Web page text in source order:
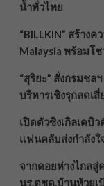
น้ำทั่วไทย
“BILLKIN” สร้าง
Malaysia พร้อมโ
“สุริยะ” สั่งกรมชล
บริหารเชิงรุกลดเ
เปิดตัวซิงเกิลเดบิ
แฟนคลับส่งกำลัง
จากดอยห่างไกล
นร.ตชด.บ้านห้วยเ